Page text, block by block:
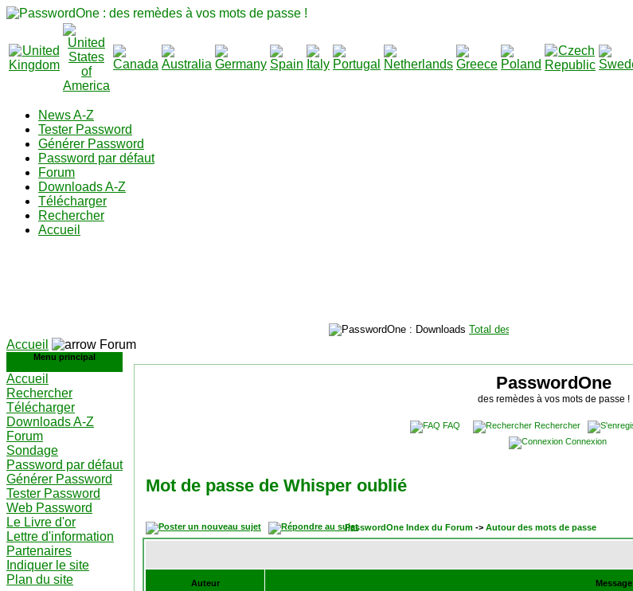
News A-Z
Tester Password
Générer Password
Password par défaut
Forum
Downloads A-Z
Télécharger
Rechercher
Accueil
Total des téléchargements
Accueil
Forum
Menu principal
Accueil
Rechercher
Télécharger
Downloads A-Z
Forum
Sondage
Password par défaut
Générer Password
Tester Password
Web Password
Le Livre d'or
Lettre d'information
Partenaires
Indiquer le site
Plan du site
PasswordOne
des remèdes à vos mots de passe !
FAQ Rechercher
Connexion
Mot de passe de Whisper oublié
PasswordOne Index du Forum -> Autour des mots de passe
Auteur Message